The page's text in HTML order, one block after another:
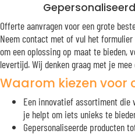
Offerte aanvragen voor een grote
Neem contact met of vul het
om een oplossing op maat te bieden,
levertijd. Wij denken graag met je
Waarom kiezen voor
Een innovatief assortiment die
je helpt om iets unieks te
Gepersonaliseerde producten